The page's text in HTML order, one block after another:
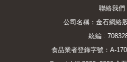
有那麼多時間去
間理會這些惡性
意義的事情會消
要回歸正軌，把
事業上。所有顯
他們對自己是的
以私下的生活會
聯絡我們
公司名稱：金石網絡
統編 :
食品業者登錄字號：A-